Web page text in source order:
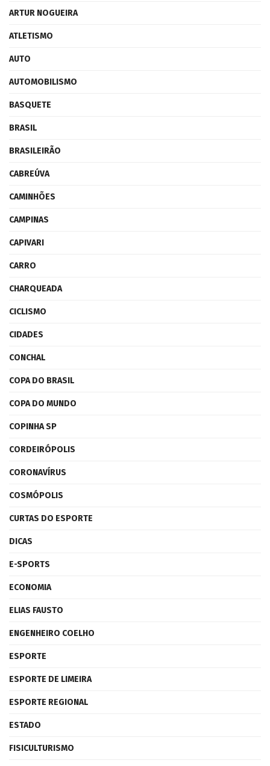
ARTUR NOGUEIRA
ATLETISMO
AUTO
AUTOMOBILISMO
BASQUETE
BRASIL
BRASILEIRÃO
CABREÚVA
CAMINHÕES
CAMPINAS
CAPIVARI
CARRO
CHARQUEADA
CICLISMO
CIDADES
CONCHAL
COPA DO BRASIL
COPA DO MUNDO
COPINHA SP
CORDEIRÓPOLIS
CORONAVÍRUS
COSMÓPOLIS
CURTAS DO ESPORTE
DICAS
E-SPORTS
ECONOMIA
ELIAS FAUSTO
ENGENHEIRO COELHO
ESPORTE
ESPORTE DE LIMEIRA
ESPORTE REGIONAL
ESTADO
FISICULTURISMO